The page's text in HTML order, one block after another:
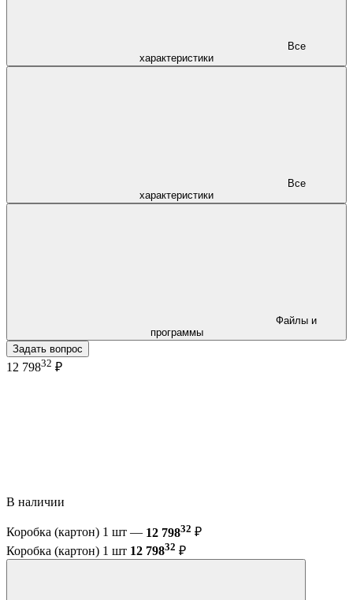
характеристики
характеристики
программы
Задать вопрос
12 79832 ₽
В наличии
Коробка (картон) 1 шт — 12 79832 ₽
Коробка (картон) 1 шт 12 79832 ₽